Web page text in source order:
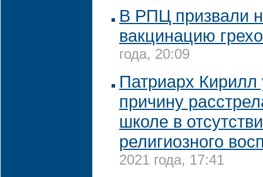
В РПЦ призвали
вакцинацию
года, 20:09
Патриарх Кирилл
причину
школе в
религиозного
2021 года, 17:41